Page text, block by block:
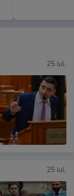
25 iul.
25 iul.